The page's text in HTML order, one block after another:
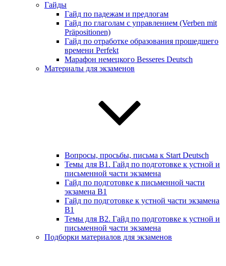
Гайды
Гайд по падежам и предлогам
Гайд по глаголам с управлением (Verben mit
Präpositionen)
Гайд по отработке образования прошедшего
времени Perfekt
Марафон немецкого Besseres Deutsch
Материалы для экзаменов
Вопросы, просьбы, письма к Start Deutsch
Темы для B1. Гайд по подготовке к устной и
письменной части экзамена
Гайд по подготовке к письменной части
экзамена B1
Гайд по подготовке к устной части экзамена
B1
Темы для B2. Гайд по подготовке к устной и
письменной части экзамена
Подборки материалов для экзаменов